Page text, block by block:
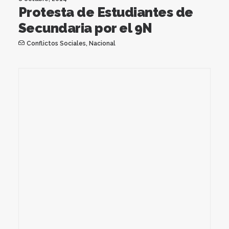
Protesta de Estudiantes de
Secundaria por el 9N
Conflictos Sociales, Nacional